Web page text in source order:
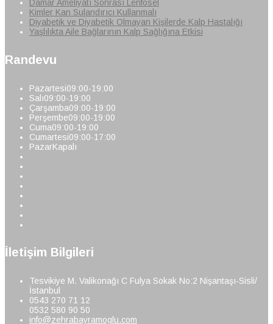
Damar Ameliyatı Sonrası Lenfosel
Kimler Kan Sulandırıcı Kullanmalı
Diyabetik ve Diyabetik Olmayan Kişilerde Kalp Hastalığı
Yaşlılıkta Aile Bağlarının Kalp Sağlığına Etkisi
Randevu
Pazartesi09:00-19:00
Salı09:00-19:00
Çarşamba09:00-19:00
Perşembe09:00-19:00
Cuma09:00-19:00
Cumartesi09:00-17:00
PazarKapalı
İletişim Bilgileri
Tesvikiye M. Valikonağı C Fulya Sokak No:2 Nişantaşı-Sisli/
İstanbul
0543 270 71 12
0532 580 90 50
info@zehrabayramoglu.com